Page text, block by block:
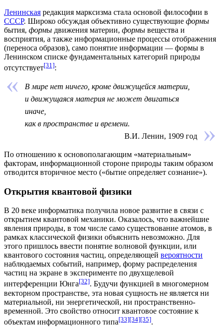
Ленинская редакция марксизма стала основой философии в
СССР. Широко обсуждая объективно существующие формы
бытия, формы движения материи, формы вещества и
восприятия, а также информационные процессы отображения
(переноса образов), само понятие информации — формы в
Ленинском списке фундаментальных категорий природы
отсутствует[31]:
В мире нет ничего, кроме движущейся материи,
и движущаяся материя не может двигаться
иначе,
как в пространстве и времени.
В.И. Ленин, 1909 год
По отношению к основополагающим «материальным»
факторам, информационной стороне природы таким образом
отводится вторичное место («бытие определяет сознание»).
Открытия квантовой физики
В 20 веке информатика получила новое развитие в связи с
открытием квантовой механики. Оказалось, что важнейшие
явления природы, в том числе само существование атомов, в
рамках классической физики объяснить невозможно. Для
этого пришлось ввести понятие волновой функции, или
квантового состояния частиц, определяющей вероятности
наблюдаемых событий, например, форму распределения
частиц на экране в эксперименте по двухщелевой
интерференции Юнга[32]. Будучи функцией в многомерном
векторном пространстве, эта новая сущность не является ни
материальной, ни энергетической, ни пространственно-
временной. Это свойство относит квантовое состояние к
объектам информационного типа[33][34][35].